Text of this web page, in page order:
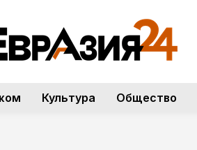
Культура Общество